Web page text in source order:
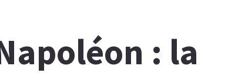
: la